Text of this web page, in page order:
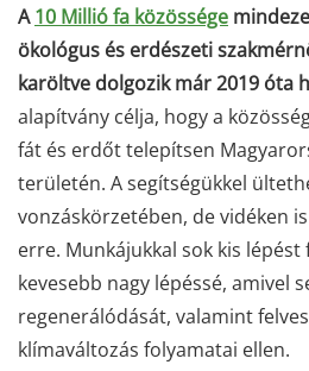
A 10 Millió fa közössége
ökológus és erdészeti
karöltve​ dolgozik már 2019 óta
alapítvány célja, hogy a
fát és erdőt telepítsen
területén. A segítségükkel
vonzáskörzetében, de vidéken
erre. Munkájukkal sok kis lépést
kevesebb nagy lépéssé, amivel
regenerálódását, valamint
klímaváltozás folyamatai ellen.